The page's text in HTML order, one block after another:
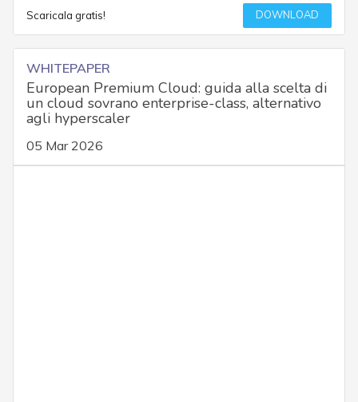
Scaricala gratis! DOWNLOAD
WHITEPAPER
European Premium Cloud: guida alla scelta di
un cloud sovrano enterprise-class, alternativo
agli hyperscaler
05 Mar 2026